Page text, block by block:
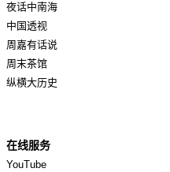
夜话中南海
中国透视
周嘉有话说
周末茶馆
纵横大历史
在线服务
YouTube